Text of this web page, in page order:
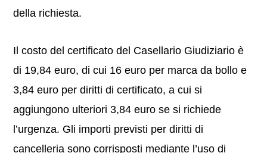
della richiesta.
Il costo del certificato del Casellario Giudiziario è
di 19,84 euro, di cui 16 euro per marca da bollo e
3,84 euro per diritti di certificato, a cui si
aggiungono ulteriori 3,84 euro se si richiede
l’urgenza. Gli importi previsti per diritti di
cancelleria sono corrisposti mediante l’uso di